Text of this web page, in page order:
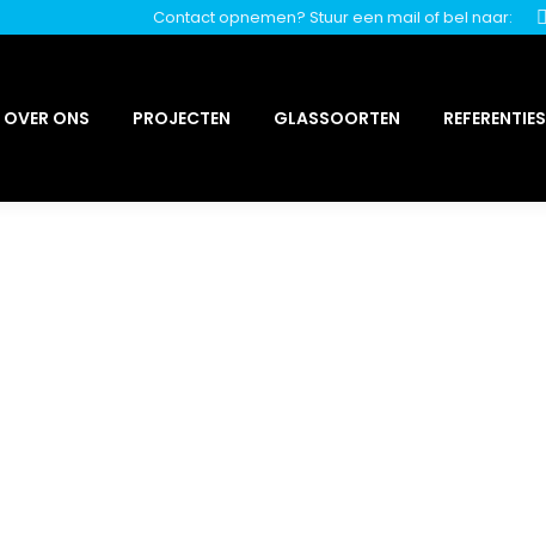
Contact opnemen? Stuur een mail of bel naar:
OVER ONS PROJECTEN GLASSOORTEN REFERENTIES